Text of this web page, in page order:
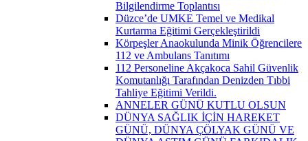
Bilgilendirme Toplantısı
Düzce’de UMKE Temel ve Medikal
Kurtarma Eğitimi Gerçekleştirildi
Körpeşler Anaokulunda Minik Öğrencilere
112 ve Ambulans Tanıtımı
112 Personeline Akçakoca Sahil Güvenlik
Komutanlığı Tarafından Denizden Tıbbi
Tahliye Eğitimi Verildi.
ANNELER GÜNÜ KUTLU OLSUN
DÜNYA SAĞLIK İÇİN HAREKET
GÜNÜ, DÜNYA ÇÖLYAK GÜNÜ VE